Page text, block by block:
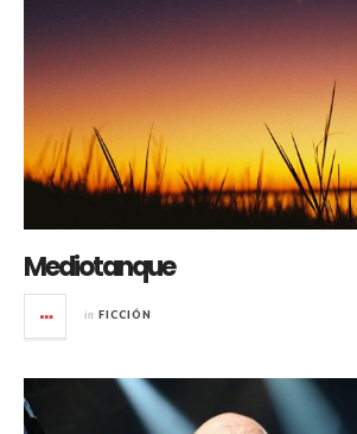
Mediotanque
in FICCIÓN